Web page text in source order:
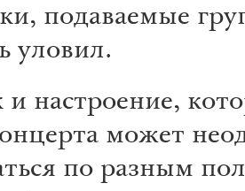
подаваемые
уловил.
и настроение,
может
по разным